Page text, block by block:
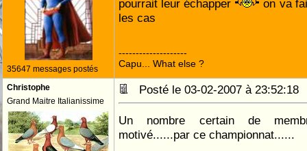
35647 messages postés
pourrait leur échapper
on va
les cas
--------------------
Capu... What else ?
Christophe
Grand Maitre Italianissime
Posté le 03-02-2007 à
Un nombre certain de
motivé......par ce championnat......